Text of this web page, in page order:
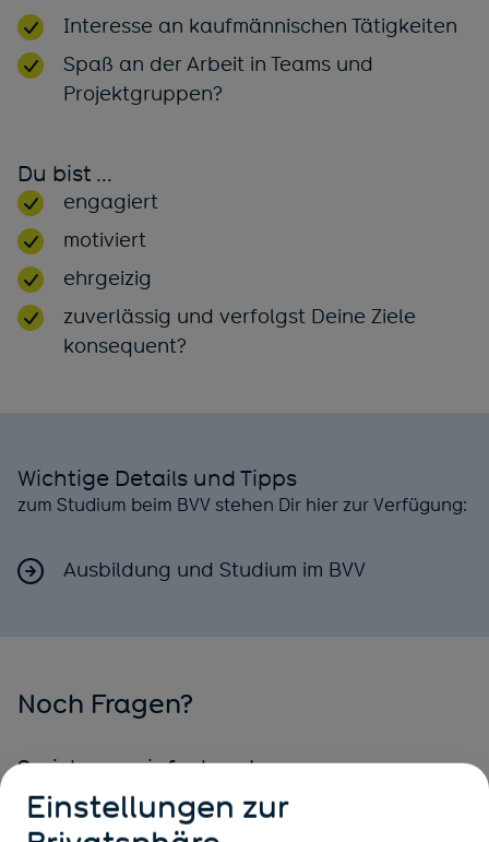
Interesse an kaufmännischen Tätigkeiten
Spaß an der Arbeit in Teams und
Projektgruppen?
Du bist ...
engagiert
motiviert
ehrgeizig
zuverlässig und verfolgst Deine Ziele
konsequent?
Wichtige Details und Tipps
zum Studium beim BVV stehen Dir hier zur Verfügung:
Ausbildung und Studium im BVV
Noch Fragen?
Sprich uns einfach an!
Solltest Du noch Fragen rund um das Duale Studium
beim BVV haben oder zum Bewerbungsverfahren,
Einstellungen zur